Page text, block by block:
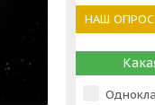
НАШ ОПРОС